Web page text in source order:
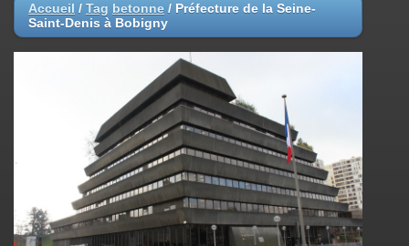
Accueil / Tag betonne / Préfecture de la Seine-
Saint-Denis à Bobigny